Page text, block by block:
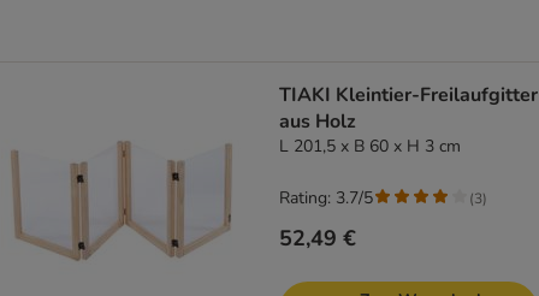
TIAKI Kleintier-Freilaufgitter
aus Holz
L 201,5 x B 60 x H 3 cm
52,49 €
Rating: 3.7/5 (3)